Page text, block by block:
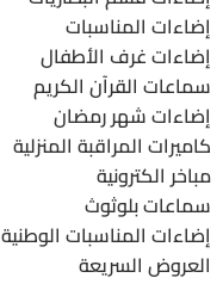
إضاءات المناسبات
إضاءات غرف الأطفال
سماعات القرآن الكريم
إضاءات شهر رمضان
كاميرات المراقبة المنزلية
مباخر الكترونية
سماعات بلوثوث
إضاءات المناسبات الوطنية
العروض السريعة